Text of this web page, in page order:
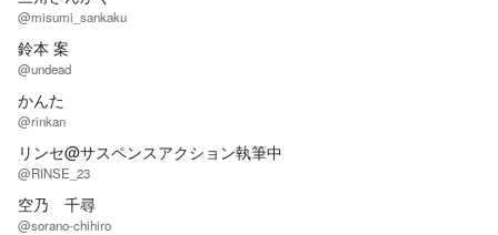
@misumi_sankaku
鈴本 案
@undead
かんた
@rinkan
リンセ@サスペンスアクション執筆中
@RINSE_23
空乃 千尋
@sorano-chihiro